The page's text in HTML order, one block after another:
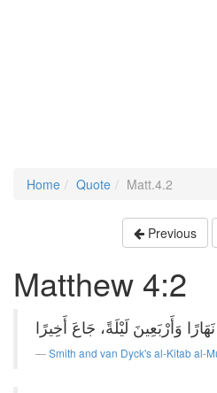
Home Quote Matt.4.2
Previous
Matthew 4:2
Smith and van Dyck's al-Kitab al-